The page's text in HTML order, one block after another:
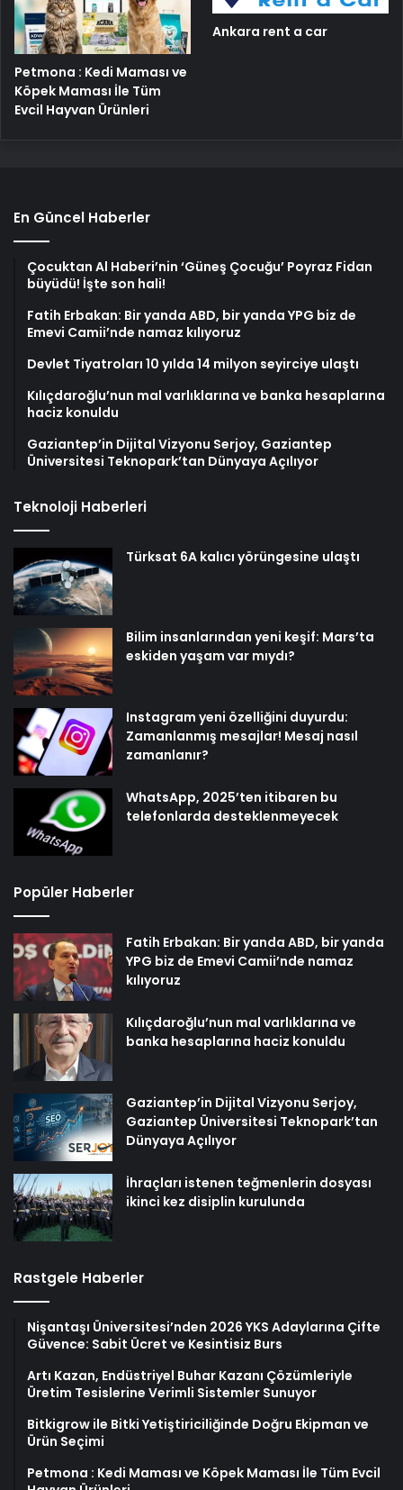
Petmona : Kedi Maması ve
Köpek Maması İle Tüm
Evcil Hayvan Ürünleri
Ankara rent a car
En Güncel Haberler
Çocuktan Al Haberi’nin ‘Güneş Çocuğu’ Poyraz Fidan
büyüdü! İşte son hali!
Fatih Erbakan: Bir yanda ABD, bir yanda YPG biz de
Emevi Camii’nde namaz kılıyoruz
Devlet Tiyatroları 10 yılda 14 milyon seyirciye ulaştı
Kılıçdaroğlu’nun mal varlıklarına ve banka hesaplarına
haciz konuldu
Gaziantep’in Dijital Vizyonu Serjoy, Gaziantep
Üniversitesi Teknopark’tan Dünyaya Açılıyor
Teknoloji Haberleri
Türksat 6A kalıcı yörüngesine ulaştı
Bilim insanlarından yeni keşif: Mars’ta
eskiden yaşam var mıydı?
Instagram yeni özelliğini duyurdu:
Zamanlanmış mesajlar! Mesaj nasıl
zamanlanır?
WhatsApp, 2025’ten itibaren bu
telefonlarda desteklenmeyecek
Popüler Haberler
Fatih Erbakan: Bir yanda ABD, bir yanda
YPG biz de Emevi Camii’nde namaz
kılıyoruz
Kılıçdaroğlu’nun mal varlıklarına ve
banka hesaplarına haciz konuldu
Gaziantep’in Dijital Vizyonu Serjoy,
Gaziantep Üniversitesi Teknopark’tan
Dünyaya Açılıyor
İhraçları istenen teğmenlerin dosyası
ikinci kez disiplin kurulunda
Rastgele Haberler
Nişantaşı Üniversitesi’nden 2026 YKS Adaylarına Çifte
Güvence: Sabit Ücret ve Kesintisiz Burs
Artı Kazan, Endüstriyel Buhar Kazanı Çözümleriyle
Üretim Tesislerine Verimli Sistemler Sunuyor
Bitkigrow ile Bitki Yetiştiriciliğinde Doğru Ekipman ve
Ürün Seçimi
Petmona : Kedi Maması ve Köpek Maması İle Tüm Evcil